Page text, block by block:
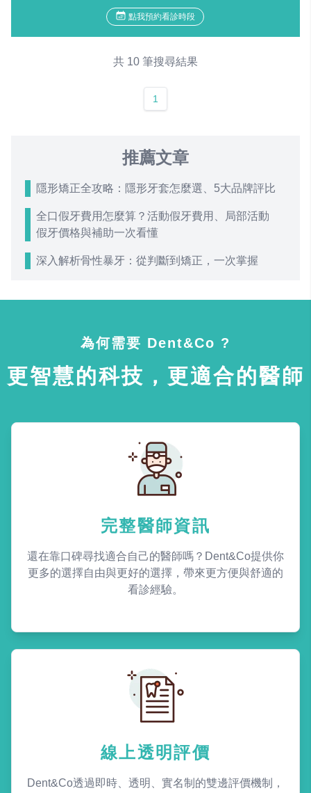
點我預約看診時段
共 10 筆搜尋結果
1
推薦文章
隱形矯正全攻略：隱形牙套怎麼選、5大品牌評比
全口假牙費用怎麼算？活動假牙費用、局部活動
假牙價格與補助一次看懂
深入解析骨性暴牙：從判斷到矯正，一次掌握
為何需要 Dent&Co ?
更智慧的科技，更適合的醫師
完整醫師資訊
還在靠口碑尋找適合自己的醫師嗎？Dent&Co提供你
更多的選擇自由與更好的選擇，帶來更方便與舒適的
看診經驗。
線上透明評價
Dent&Co透過即時、透明、實名制的雙邊評價機制，